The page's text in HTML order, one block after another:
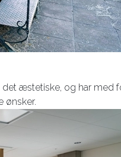
æstetiske, og har med
ønsker.